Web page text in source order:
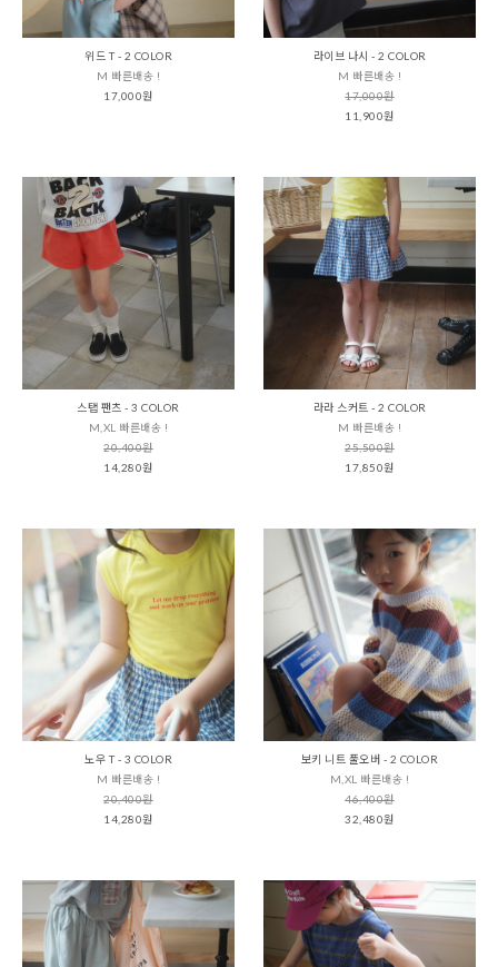
위드 T - 2 COLOR
M 빠른배송 !
17,000원
라이브 나시 - 2 COLOR
M 빠른배송 !
17,000원
11,900원
스탭 팬츠 - 3 COLOR
M,XL 빠른배송 !
20,400원
14,280원
라라 스커트 - 2 COLOR
M 빠른배송 !
25,500원
17,850원
노우 T - 3 COLOR
M 빠른배송 !
20,400원
14,280원
보키 니트 풀오버 - 2 COLOR
M,XL 빠른배송 !
46,400원
32,480원